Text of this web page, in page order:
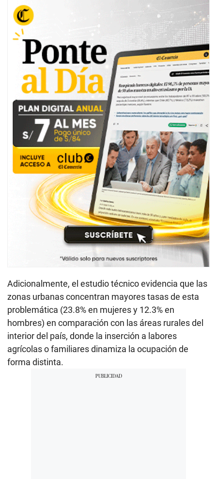
Adicionalmente, el estudio técnico evidencia que las
zonas urbanas concentran mayores tasas de esta
problemática (23.8% en mujeres y 12.3% en
hombres) en comparación con las áreas rurales del
interior del país, donde la inserción a labores
agrícolas o familiares dinamiza la ocupación de
forma distinta.